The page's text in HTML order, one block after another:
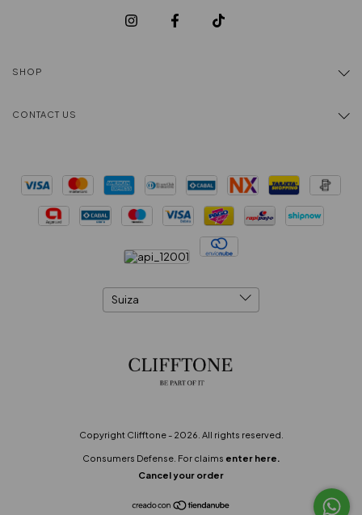
SHOP
CONTACT US
Copyright Clifftone - 2026. All rights reserved.
Consumers Defense. For claims enter here.
Cancel your order